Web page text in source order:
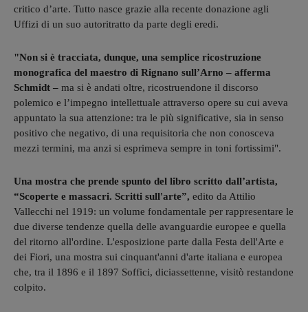
critico d’arte. Tutto nasce grazie alla recente donazione agli
Uffizi di un suo autoritratto da parte degli eredi.
"Non si è tracciata, dunque, una semplice ricostruzione
monografica del maestro di Rignano sull’Arno – afferma
Schmidt – ma si è andati oltre, ricostruendone il discorso
polemico e l’impegno intellettuale attraverso opere su cui aveva
appuntato la sua attenzione: tra le più significative, sia in senso
positivo che negativo, di una requisitoria che non conosceva
mezzi termini, ma anzi si esprimeva sempre in toni fortissimi".
Una mostra che prende spunto del libro scritto dall’artista,
“Scoperte e massacri. Scritti sull'arte”, edito da Attilio
Vallecchi nel 1919: un volume fondamentale per rappresentare le
due diverse tendenze quella delle avanguardie europee e quella
del ritorno all'ordine. L'esposizione parte dalla Festa dell'Arte e
dei Fiori, una mostra sui cinquant'anni d'arte italiana e europea
che, tra il 1896 e il 1897 Soffici, diciassettenne, visitò restandone
colpito.